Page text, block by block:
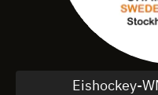
Eishockey-